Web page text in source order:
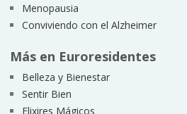
Menopausia
Conviviendo con el Alzheimer
Más en Euroresidentes
Belleza y Bienestar
Sentir Bien
Elixires Mágicos